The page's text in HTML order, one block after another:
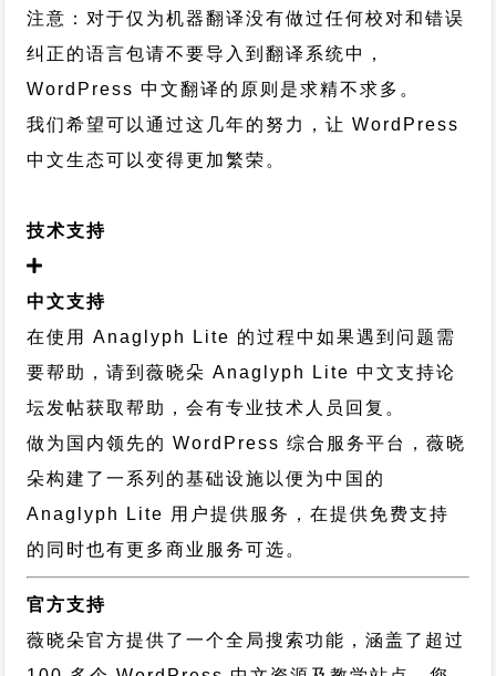
注意：对于仅为机器翻译没有做过任何校对和错误
纠正的语言包请不要导入到翻译系统中，
WordPress 中文翻译的原则 是求精不求多。
我们希望可以通过这几年的努力，让 WordPress
中文生态可以变得更加繁荣。
技术支持
中文支持
在使用 Anaglyph Lite 的过程中如果遇到问题需
要帮助，请到薇晓朵 Anaglyph Lite 中文支持论
坛发帖获取帮助，会有专业技术人员回复。
做为国内领先的 WordPress 综合服务平台，薇晓
朵构建了一系列的基础设施以便为中国的
Anaglyph Lite 用户提供服务，在提供免费支持
的同时也有更多商业服务可选。
官方支持
薇晓朵官方提供了一个全局搜索功能，涵盖了超过